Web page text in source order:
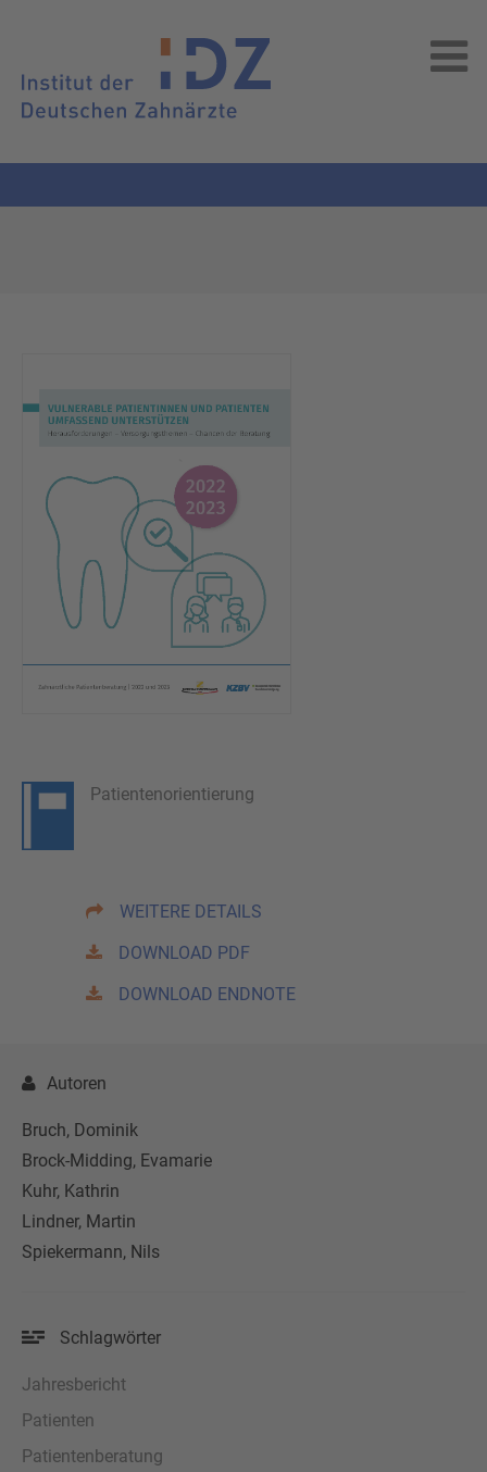
Patientenorientierung
WEITERE DETAILS
DOWNLOAD PDF
DOWNLOAD ENDNOTE
Autoren
Bruch, Dominik
Brock-Midding, Evamarie
Kuhr, Kathrin
Lindner, Martin
Spiekermann, Nils
Schlagwörter
Jahresbericht
Patienten
Patientenberatung